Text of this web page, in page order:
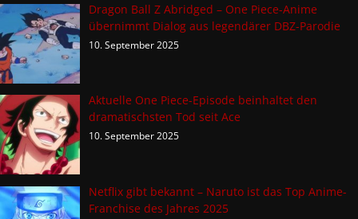
Dragon Ball Z Abridged – One Piece-Anime
übernimmt Dialog aus legendärer DBZ-Parodie
10. September 2025
Aktuelle One Piece-Episode beinhaltet den
dramatischsten Tod seit Ace
10. September 2025
Netflix gibt bekannt – Naruto ist das Top Anime-
Franchise des Jahres 2025